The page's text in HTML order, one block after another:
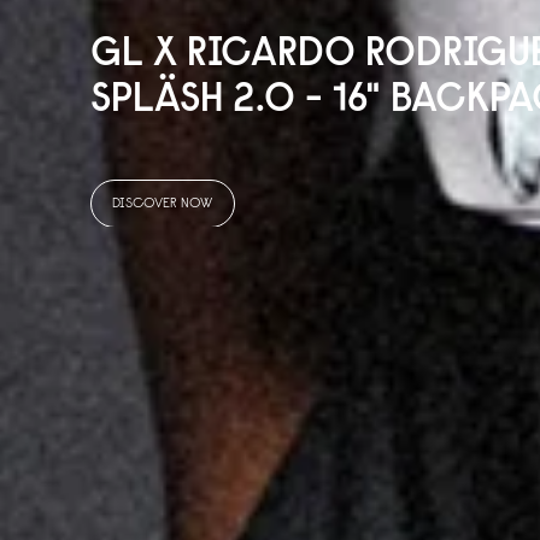
GL X RICARDO
SPLÄSH 2.0 - 16"
DISCOVER NOW